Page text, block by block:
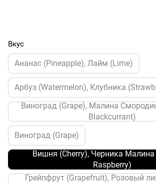
Вкус
Ананас (Pineapple), Лайм (Lime)
Арбуз (Watermelon), Клубника
Виноград (Grape), Малина
Blackcurrant)
Виноград (Grape)
Вишня (Cherry), Черника Малина
Raspberry)
Грейпфрут (Grapefruit), Розовый